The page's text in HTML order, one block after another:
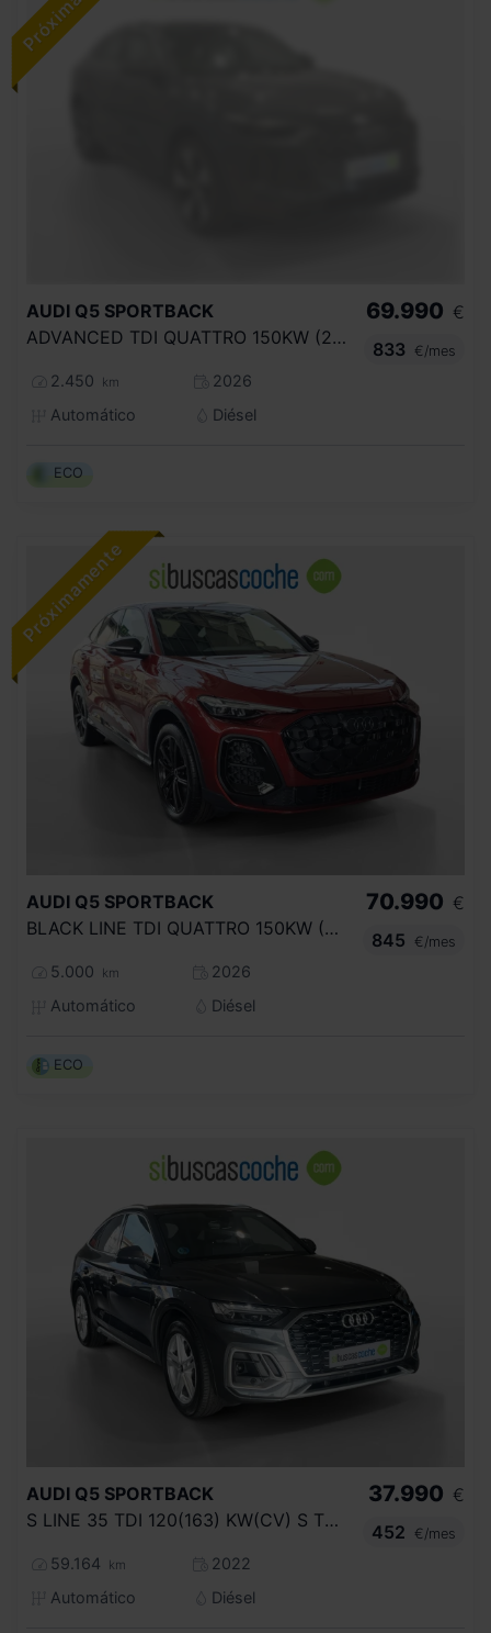
AUDI Q5 SPORTBACK
ADVANCED TDI QUATTRO 150KW (204CV) S TRO
2.450 km
2026
Automático
Diésel
69.990 €
833
€/mes
ECO
AUDI Q5 SPORTBACK
BLACK LINE TDI QUATTRO 150KW (204CV) S T
5.000 km
2026
Automático
Diésel
70.990 €
845
€/mes
ECO
AUDI Q5 SPORTBACK
S LINE 35 TDI 120(163) KW(CV) S TRONIC
59.164 km
2022
Automático
Diésel
37.990 €
452
€/mes